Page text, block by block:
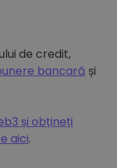
de credit,
bancară și
și obțineți
aici.